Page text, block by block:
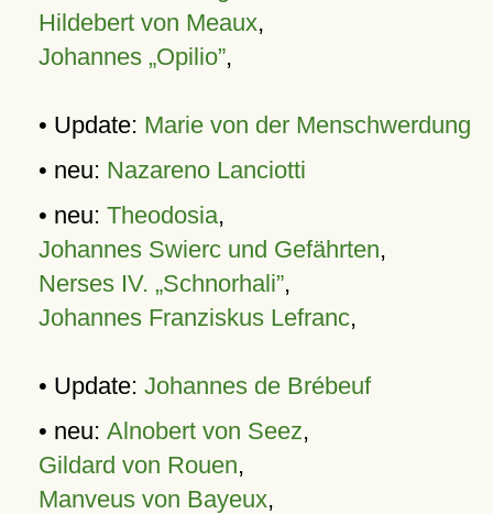
Hildebert von Meaux,
Johannes „Opilio”,
• Update: Marie von der Menschwerdung
• neu: Nazareno Lanciotti
• neu: Theodosia,
Johannes Swierc und Gefährten,
Nerses IV. „Schnorhali”,
Johannes Franziskus Lefranc,
• Update: Johannes de Brébeuf
• neu: Alnobert von Seez,
Gildard von Rouen,
Manveus von Bayeux,